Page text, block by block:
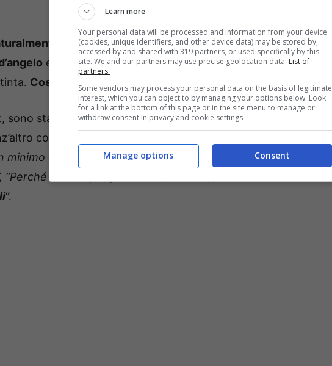
biondi. Di certo però, possiamo continuare a
e la sua sempre presentebellezza, che l’hanno
Cosa ne pensano i suoi fans?
sono stati infatti numerosissimi imessaggidei suoi
commentato la sua
minimo difetto, niente di niente“, ha scritto uno di loro. E
“Perché sei sempre più bella?”, “Barbara,
“.
Learn more
Your personal data will be processed and information from your device
(cookies, unique identifiers, and other device data) may be stored by,
accessed by and shared with 319 partners, or used specifically by this
site. We and our partners may use precise geolocation data. List of
partners.
Some vendors may process your personal data on the basis of legitimate
interest, which you can object to by managing your options below. Look
for a link at the bottom of this page or in the site menu to manage or
withdraw consent in privacy and cookie settings.
Consent
Manage options